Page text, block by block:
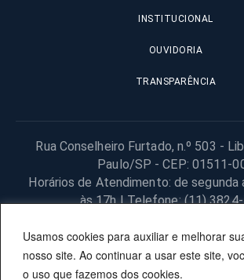
Usamos cookies para auxiliar e melhorar
nosso site. Ao continuar a usar este site,
o uso que fazemos dos cookies.
INSTITUCIONAL
OUVIDORIA
TRANSPARÊNCIA
Rua Conselheiro Furtado, n.º 503 -
Paulo/SP - CEP: 01511-
Horários de Atendimento: de segunda
às 17h | Telefone: (11)
© 2025 Fundação Procon – SP – Todos os
Site desenvolvido pela